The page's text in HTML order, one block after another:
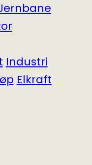
Industri
Elkraft